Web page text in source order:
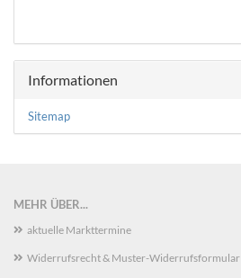
Informationen
Sitemap
MEHR ÜBER...
aktuelle Markttermine
Widerrufsrecht & Muster-Widerrufsformular